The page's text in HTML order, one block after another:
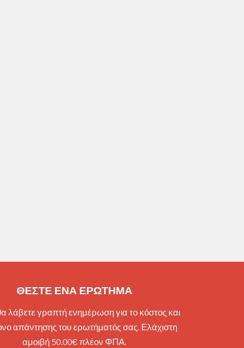
ΘΕΣΤΕ ΕΝΑ ΕΡΩΤΗΜΑ
λάβετε γραπτή ενημέρωση για το κόστος και
απάντησης του ερωτήματός σας. Ελάχιστη
αμοιβή 50.00€ πλέον ΦΠΑ.